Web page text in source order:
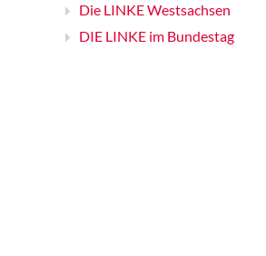
Die LINKE Westsachsen
DIE LINKE im Bundestag